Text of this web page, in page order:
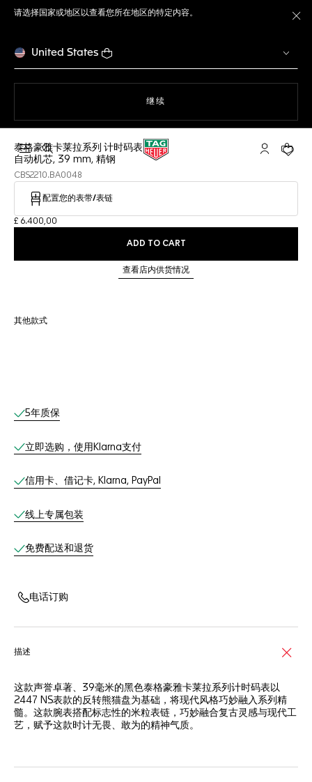
请选择国家或地区以查看您所在地区的特定内容。
United States
继续
打开搜索 My TAG您的
泰格豪雅卡莱拉系列 计时码表
自动机芯, 39 mm, 精钢
CBS2210.BA0048
配置您的表带/表链
£ 6.400,00
ADD TO CART
查看店内供货情况
其他款式
线上服务
5年质保
立即选购，使用Klarna支付
信用卡、借记卡, Klarna, PayPal
线上专属包装
免费配送和退货
电话订购
描述
这款声誉卓著、39毫米的黑色泰格豪雅卡莱拉系列计时码表以
2447 NS表款的反转熊猫盘为基础，将现代风格巧妙融入系列精
髓。这款腕表搭配标志性的米粒表链，巧妙融合复古灵感与现代工
艺，赋予这款时计无畏、敢为的精神气质。